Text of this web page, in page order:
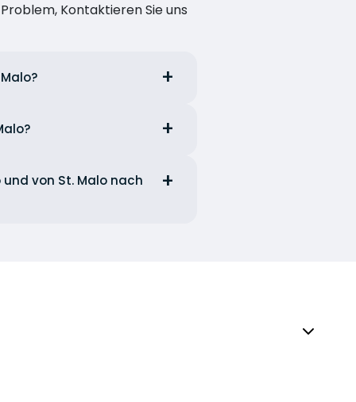
Kontaktieren Sie uns
und von St. Malo nach